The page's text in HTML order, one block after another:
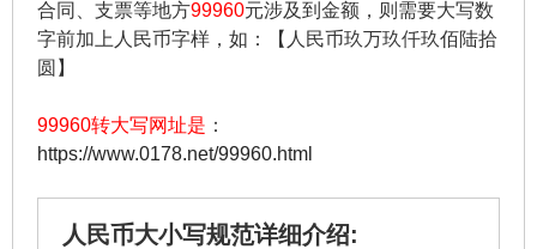
合同、支票等地方99960元涉及到金额，则需要大写数
字前加上人民币字样，如：【人民币玖万玖仟玖佰陆拾
圆】
99960转大写网址是 ：
https://www.0178.net/99960.html
人民币大小写规范详细介绍: